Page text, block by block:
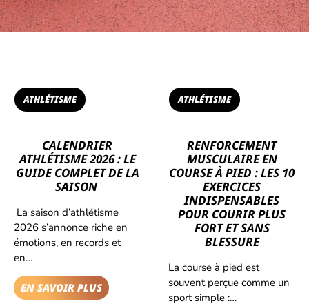
ATHLÉTISME
CALENDRIER
ATHLÉTISME 2026 : LE
GUIDE COMPLET DE LA
SAISON
La saison d’athlétisme
2026 s’annonce riche en
émotions, en records et
en…
EN SAVOIR PLUS
ATHLÉTISME
RENFORCEMENT
MUSCULAIRE EN
COURSE À PIED : LES 10
EXERCICES
INDISPENSABLES
POUR COURIR PLUS
FORT ET SANS
BLESSURE
La course à pied est
souvent perçue comme un
sport simple :…